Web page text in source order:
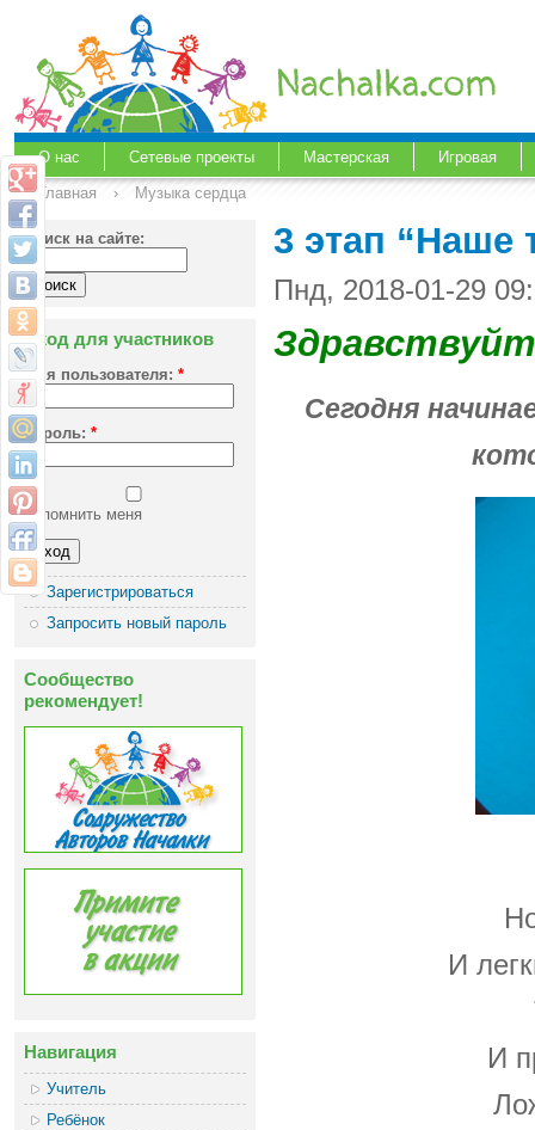
О нас Сетевые проекты Мастерская
Игровая
Главная
› Музыка сердца
Поиск на сайте:
Вход для участников
Имя пользователя: *
Пароль: *
Запомнить меня
Зарегистрироваться
Запросить новый пароль
Сообщество
рекомендует!
Навигация
Учитель
Ребёнок
3 этап “Наше
Пнд, 2018-01-29
Сегодня
И
И